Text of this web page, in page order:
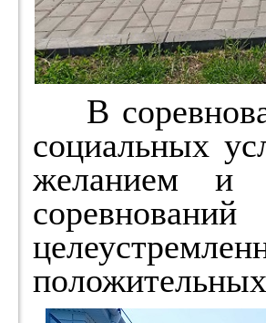
В
социальных
желанием и